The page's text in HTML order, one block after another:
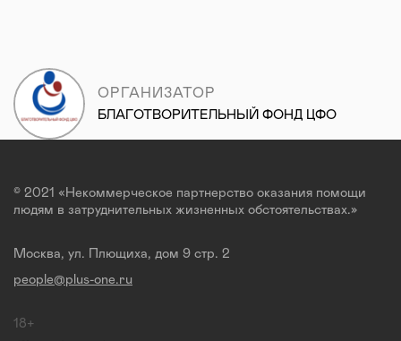
ОРГАНИЗАТОР
БЛАГОТВОРИТЕЛЬНЫЙ ФОНД ЦФО
© 2021 «Некоммерческое партнерство оказания помощи
людям в затруднительных жизненных обстоятельствах.»
Москва, ул. Плющиха, дом 9 стр. 2
people@plus-one.ru
18+